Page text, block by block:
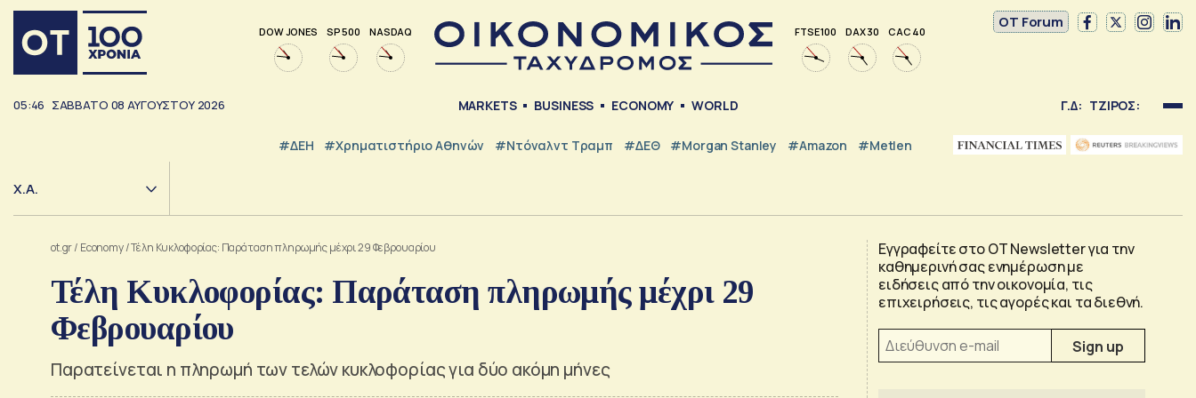
DOW JONES SP 500 NASDAQ FTSE 100 DAX 30 CAC 40
OT Forum
05:46 ΣΑΒΒΑΤΟ 08 ΑΥΓΟΥΣΤΟΥ 2026 MARKETS BUSINESS ECONOMY WORLD Γ.Δ: ΤΖΙΡΟΣ:
#ΔΕΗ #Χρηματιστήριο Αθηνών #Ντόναλντ Τραμπ #ΔΕΘ #Morgan Stanley #Amazon #Metlen
Χ.Α.
ot.gr/ Economy/Τέλη Κυκλοφορίας: Παράταση πληρωμής μέχρι 29 Φεβρουαρίου
Τέλη Κυκλοφορίας: Παράταση πληρωμής μέχρι 29
Φεβρουαρίου
Παρατείνεται η πληρωμή των τελών κυκλοφορίας για δύο ακόμη μήνες
Εγγραφείτε στο OT Newsletter για την
καθημερινή σας ενημέρωση με
ειδήσεις από την οικονομία, τις
επιχειρήσεις, τις αγορές και τα διεθνή.